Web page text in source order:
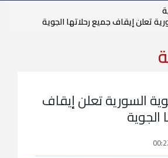
تعلن إيقاف جميع رحلاتها الجوية
السورية تعلن إيقاف
الجوية